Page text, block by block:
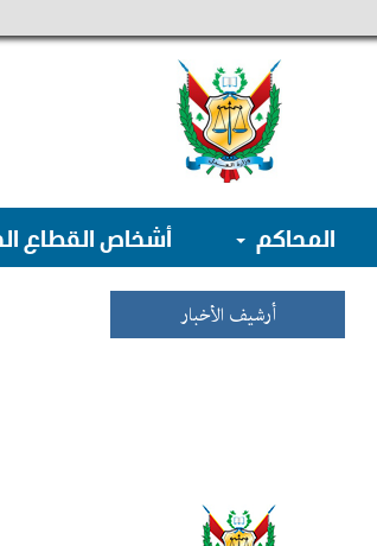
المحاكم أشخاص القطاع
أرشيف الأخبار